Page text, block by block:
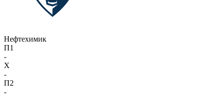
Нефтехимик
П1
-
X
-
П2
-